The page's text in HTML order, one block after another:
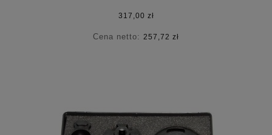
317,00 zł
Cena netto: 257,72 zł